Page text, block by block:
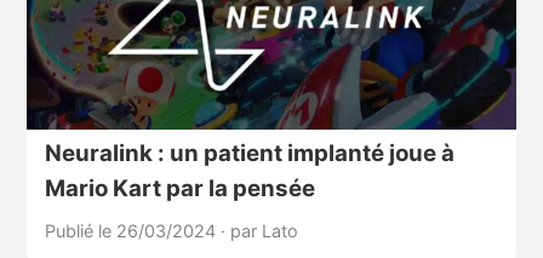
Neuralink : un patient implanté joue à
Mario Kart par la pensée
Publié le 26/03/2024 · par Lato